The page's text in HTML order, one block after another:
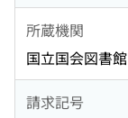
所蔵機関
国立国会図書館
請求記号